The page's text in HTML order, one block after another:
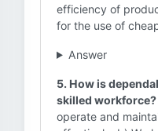
efficiency of
for the use of
Answer
5. How is
skilled workforce?
operate and